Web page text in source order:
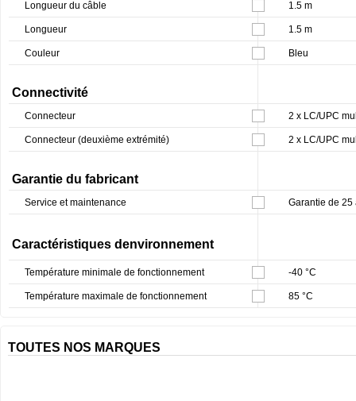
Longueur du câble 1.5 m
Longueur 1.5 m
Couleur Bleu
Connectivité
Connecteur 2 x LC/UPC
Connecteur (deuxième extrémité) 2 x LC/UPC
Garantie du fabricant
Service et maintenance Garantie de 25
Caractéristiques denvironnement
Température minimale de fonctionnement -40 °C
Température maximale de fonctionnement 85 °C
TOUTES NOS MARQUES